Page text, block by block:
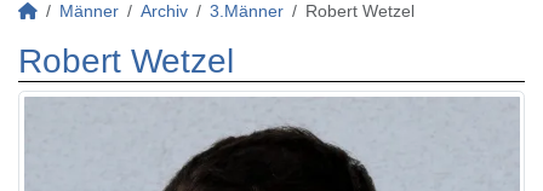
Männer Archiv 3.Männer Robert Wetzel
Robert Wetzel